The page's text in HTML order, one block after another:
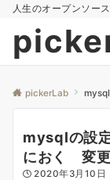
人生のオープンソース
pickerLab
mysqlの設
におく 変
2020年3月10日